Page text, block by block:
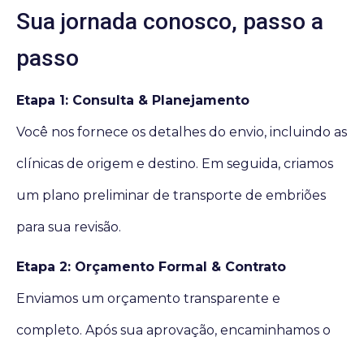
Sua jornada conosco, passo a
passo
Etapa 1: Consulta & Planejamento
Você nos fornece os detalhes do envio, incluindo as
clínicas de origem e destino. Em seguida, criamos
um plano preliminar de transporte de embriões
para sua revisão.
Etapa 2: Orçamento Formal & Contrato
Enviamos um orçamento transparente e
completo. Após sua aprovação, encaminhamos o